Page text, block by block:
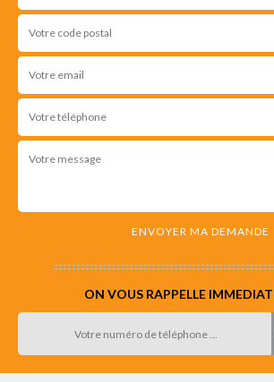
ON VOUS RAPPELLE